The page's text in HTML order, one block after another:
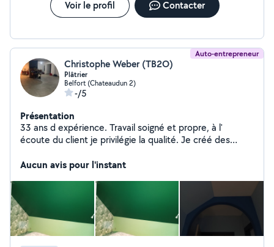
Voir le profil Contacter
Auto-entrepreneur
Christophe Weber (TB2O)
Plâtrier
Belfort (Chateaudun 2)
-/5
Présentation
33 ans d expérience. Travail soigné et propre, à l'
écoute du client je privilégie la qualité. Je créé des
en plâtre. J' effectue aussi des travaux standards ( pose
finition, ratissage et peinture)
Aucun avis pour l'instant